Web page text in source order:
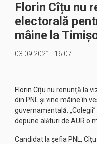
Florin Cîțu nu
electorală
mâine la
03.09.2021 - 16:07
Florin Cîțu nu renunță la
din PNL și vine mâine în
guvernamentală.
depune alături de AUR o
Candidat la șefia PNL,